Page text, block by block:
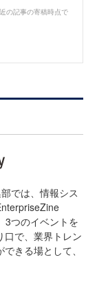
の記事の寄稿時点で
では、情報シス
3つのイベントを
口で、業界トレン
きる場として、